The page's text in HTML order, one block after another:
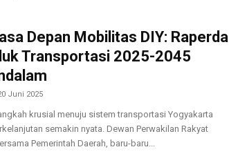
Depan Mobilitas DIY: Raperda
Transportasi 2025-2045
Juni 2025
krusial menuju sistem transportasi Yogyakarta
semakin nyata. Dewan Perwakilan Rakyat
Pemerintah Daerah, baru-baru...